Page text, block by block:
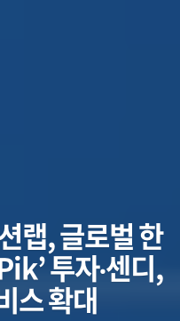
랩, 글로벌 한
투자‧센디,
스 확대